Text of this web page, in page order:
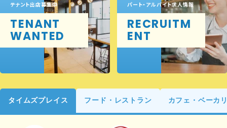
テナント出店募集中
TENANT
WANTED
パート・アルバイト求人情報
RECRUITM
ENT
タイムズプレイス フード・レストラン カフェ・ベーカ